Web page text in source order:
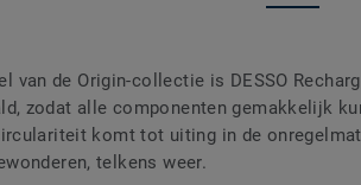
van de Origin-collectie is DESSO
zodat alle componenten gemakkelijk
komt tot uiting in de
telkens weer.